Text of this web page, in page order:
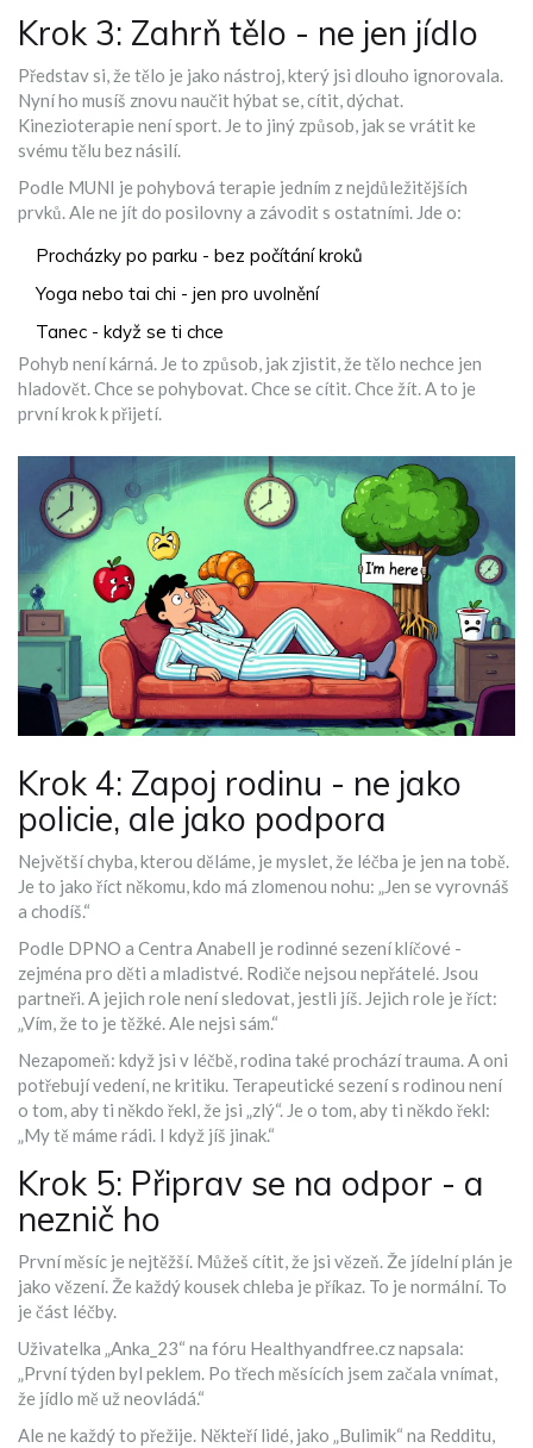
Krok 3: Zahrň tělo - ne jen jídlo
Představ si, že tělo je jako nástroj, který jsi dlouho ignorovala.
Nyní ho musíš znovu naučit hýbat se, cítit, dýchat.
Kinezioterapie není sport. Je to jiný způsob, jak se vrátit ke
svému tělu bez násilí.
Podle MUNI je pohybová terapie jedním z nejdůležitějších
prvků. Ale ne jít do posilovny a závodit s ostatními. Jde o:
Procházky po parku - bez počítání kroků
Yoga nebo tai chi - jen pro uvolnění
Tanec - když se ti chce
Pohyb není kárná. Je to způsob, jak zjistit, že tělo nechce jen
hladovět. Chce se pohybovat. Chce se cítit. Chce žít. A to je
první krok k přijetí.
Krok 4: Zapoj rodinu - ne jako
policie, ale jako podpora
Největší chyba, kterou děláme, je myslet, že léčba je jen na tobě.
Je to jako říct někomu, kdo má zlomenou nohu: „Jen se vyrovnáš
a chodíš.“
Podle DPNO a Centra Anabell je rodinné sezení klíčové -
zejména pro děti a mladistvé. Rodiče nejsou nepřátelé. Jsou
partneři. A jejich role není sledovat, jestli jíš. Jejich role je říct:
„Vím, že to je těžké. Ale nejsi sám.“
Nezapomeň: když jsi v léčbě, rodina také prochází trauma. A oni
potřebují vedení, ne kritiku. Terapeutické sezení s rodinou není
o tom, aby ti někdo řekl, že jsi „zlý“. Je o tom, aby ti někdo řekl:
„My tě máme rádi. I když jíš jinak.“
Krok 5: Připrav se na odpor - a
neznič ho
První měsíc je nejtěžší. Můžeš cítit, že jsi vězeň. Že jídelní plán je
jako vězení. Že každý kousek chleba je příkaz. To je normální. To
je část léčby.
Uživatelka „Anka_23“ na fóru Healthyandfree.cz napsala:
„První týden byl peklem. Po třech měsících jsem začala vnímat,
že jídlo mě už neovládá.“
Ale ne každý to přežije. Někteří lidé, jako „Bulimik“ na Redditu,